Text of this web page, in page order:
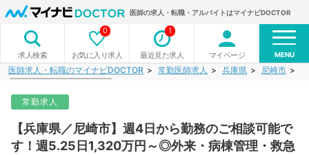
医師の求人・転職・アルバイトはマイナビDOCTOR
求人検索 お気に入り求人
0
最近見た求人
1
マイページ MENU
医師求人・転職のマイナビDOCTOR 常勤医師求人 兵庫県 尼崎市
常勤求人
【兵庫県／尼崎市】週4日から勤務のご相談可能で
す！週5.25日1,320万円～◎外来・病棟管理・救急